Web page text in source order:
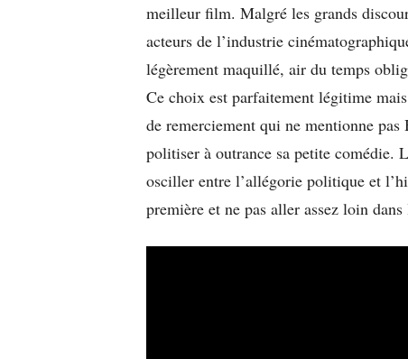
meilleur film. Malgré les grands
acteurs de l’industrie
légèrement maquillé, air du temps
Ce choix est parfaitement légitime
de remerciement qui ne mentionne
politiser à outrance sa petite comédie.
osciller entre l’allégorie politique et
première et ne pas aller assez loin dans